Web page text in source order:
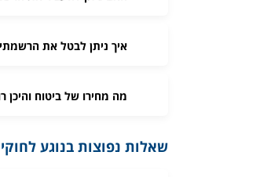
איך ניתן לבטל את
מה מחירו של ביטוח והיכן
שאלות נפוצות בנוגע